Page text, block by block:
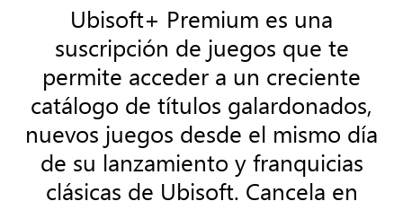
Ubisoft+ Premium es una
suscripción de juegos que te
permite acceder a un creciente
catálogo de títulos galardonados,
nuevos juegos desde el mismo día
de su lanzamiento y franquicias
clásicas de Ubisoft. Cancela en